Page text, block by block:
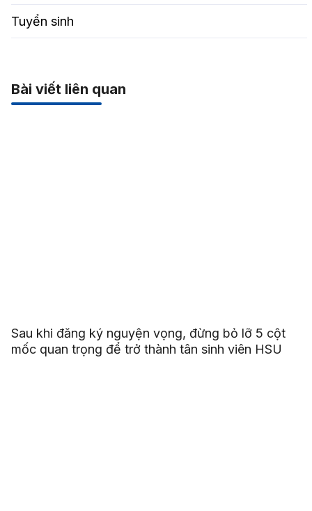
Tuyển sinh
Bài viết liên quan
Sau khi đăng ký nguyện vọng, đừng bỏ lỡ 5 cột
mốc quan trọng để trở thành tân sinh viên HSU